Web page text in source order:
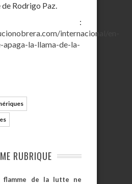
Rodrigo Paz.
:
internacional/en-
apaga-la-llama-de-la-
RUBRIQUE
flamme de la lutte ne